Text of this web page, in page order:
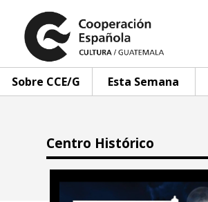
Sobre CCE/G Esta Semana
Centro Histórico